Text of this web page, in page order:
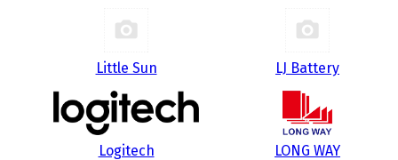
Little Sun LJ Battery
Logitech LONG WAY